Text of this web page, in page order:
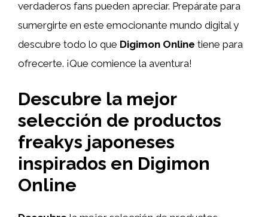
verdaderos fans pueden apreciar. Prepárate para
sumergirte en este emocionante mundo digital y
descubre todo lo que Digimon Online tiene para
ofrecerte. ¡Que comience la aventura!
Descubre la mejor
selección de productos
freakys japoneses
inspirados en Digimon
Online